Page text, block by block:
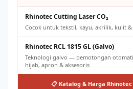
Rhinotec Cutting Laser CO₂
Cocok untuk tekstil, kayu, akrilik, kulit
Rhinotec RCL 1815 GL (Galvo)
Teknologi galvo — pemotongan
hijab, apron & aksesoris
📋 Katalog & Harga